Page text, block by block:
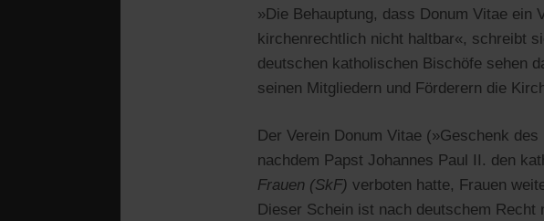
»Die Behauptung, dass Donum Vitae ein
kirchenrechtlich nicht haltbar«, schreibt
deutschen katholischen Bischöfe sehen
seinen Mitgliedern und Förderern die
Der Verein Donum Vitae (»Geschenk
nachdem Papst Johannes Paul II. den
Frauen (SkF) verboten hatte, Frauen
Dieser Schein ist nach deutschem